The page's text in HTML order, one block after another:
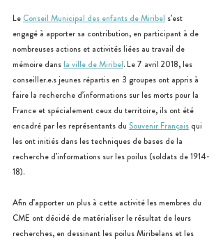
Le Conseil Municipal des enfants de Miribel s’est
engagé à apporter sa contribution, en participant à de
nombreuses actions et activités liées au travail de
mémoire dans la ville de Miribel. Le 7 avril 2018, les
conseiller.e.s jeunes répartis en 3 groupes ont appris à
faire la recherche d’informations sur les morts pour la
France et spécialement ceux du territoire, ils ont été
encadré par les représentants du Souvenir Français qui
les ont initiés dans les techniques de bases de la
recherche d’informations sur les poilus (soldats de 1914-
18).
Afin d’apporter un plus à cette activité les membres du
CME ont décidé de matérialiser le résultat de leurs
recherches, en dessinant les poilus Miribelans et les